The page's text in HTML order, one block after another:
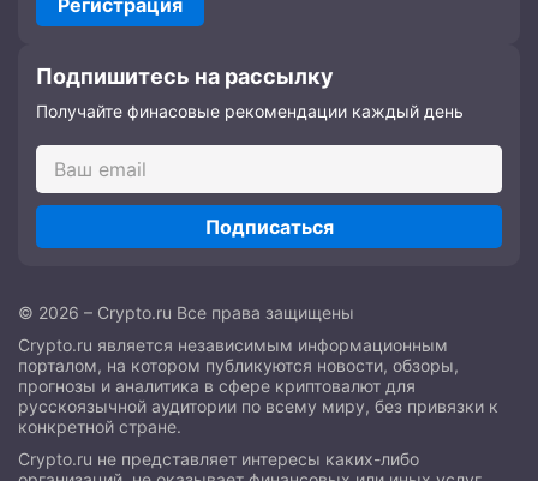
Регистрация
Подпишитесь на рассылку
Получайте финасовые рекомендации каждый день
Подписаться
© 2026 – Crypto.ru Все права защищены
Crypto.ru является независимым информационным
порталом, на котором публикуются новости, обзоры,
прогнозы и аналитика в сфере криптовалют для
русскоязычной аудитории по всему миру, без привязки к
конкретной стране.
Crypto.ru не представляет интересы каких-либо